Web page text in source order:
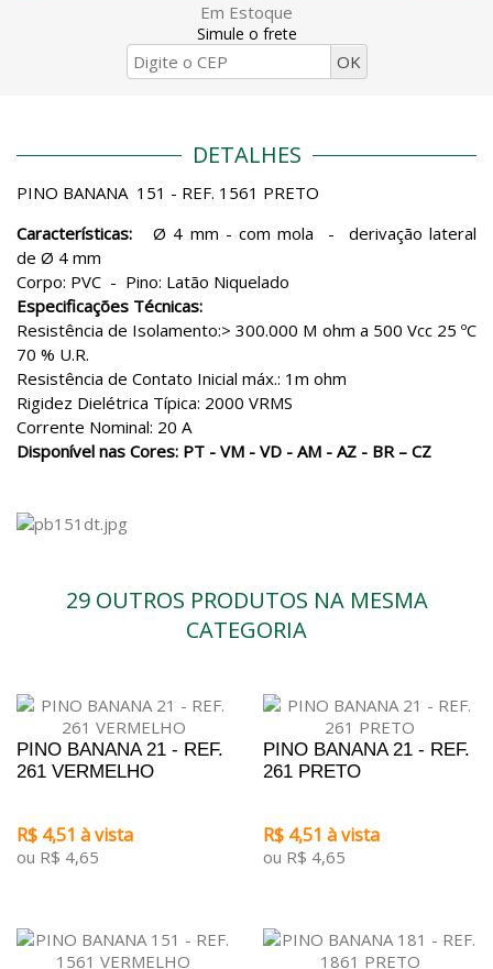
Em Estoque
Simule o frete
DETALHES
PINO BANANA 151 - REF. 1561 PRETO
Características: Ø 4 mm - com mola - derivação lateral
de Ø 4 mm
Corpo: PVC - Pino: Latão Niquelado
Especificações Técnicas:
Resistência de Isolamento:> 300.000 M ohm a 500 Vcc 25 ºC
70 % U.R.
Resistência de Contato Inicial máx.: 1m ohm
Rigidez Dielétrica Típica: 2000 VRMS
Corrente Nominal: 20 A
Disponível nas Cores: PT - VM - VD - AM - AZ - BR – CZ
29 OUTROS PRODUTOS NA MESMA
CATEGORIA
PINO BANANA 21 - REF.
261 VERMELHO
R$ 4,51 à vista
ou R$ 4,65
PINO BANANA 21 - REF.
261 PRETO
R$ 4,51 à vista
ou R$ 4,65